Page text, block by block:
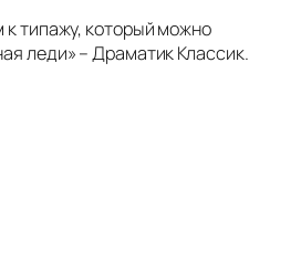
типажу, который можно
леди» – Драматик Классик.